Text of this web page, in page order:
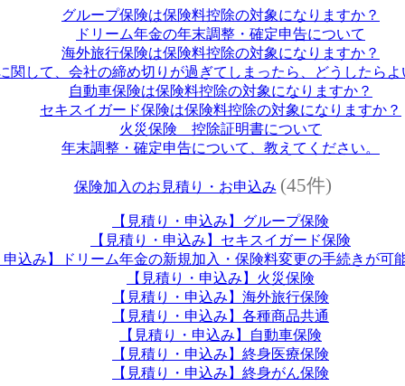
グループ保険は保険料控除の対象になりますか？
ドリーム年金の年末調整・確定申告について
海外旅行保険は保険料控除の対象になりますか？
関して、会社の締め切りが過ぎてしまったら、どうしたらよ
自動車保険は保険料控除の対象になりますか？
セキスイガード保険は保険料控除の対象になりますか？
火災保険 控除証明書について
年末調整・確定申告について、教えてください。
保険加入のお見積り・お申込み (45件)
【見積り・申込み】グループ保険
【見積り・申込み】セキスイガード保険
込み】ドリーム年金の新規加入・保険料変更の手続きが可
【見積り・申込み】火災保険
【見積り・申込み】海外旅行保険
【見積り・申込み】各種商品共通
【見積り・申込み】自動車保険
【見積り・申込み】終身医療保険
【見積り・申込み】終身がん保険